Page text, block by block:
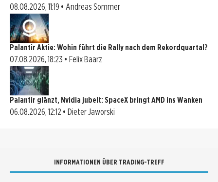
08.08.2026, 11:19 • Andreas Sommer
Palantir Aktie: Wohin führt die Rally nach dem Rekordquartal?
07.08.2026, 18:23 • Felix Baarz
Palantir glänzt, Nvidia jubelt: SpaceX bringt AMD ins Wanken
06.08.2026, 12:12 • Dieter Jaworski
INFORMATIONEN ÜBER TRADING-TREFF